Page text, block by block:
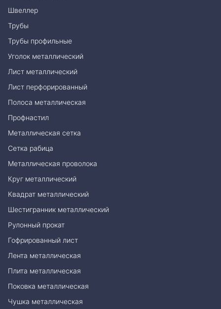
Швеллер
Трубы
Трубы профильные
Уголок металлический
Лист металлический
Лист перфорированный
Полоса металлическая
Профнастил
Металлическая сетка
Сетка рабица
Металлическая проволока
Круг металлический
Квадрат металлический
Шестигранник металлический
Рулонный прокат
Гофрированный лист
Лента металлическая
Плита металлическая
Поковка металлическая
Чушка металлическая